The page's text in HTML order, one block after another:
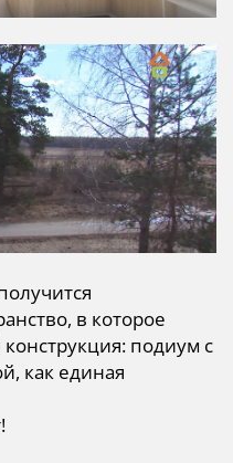
в которое
подиум с
как единая